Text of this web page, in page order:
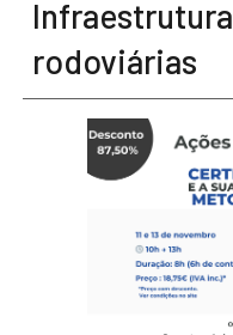
rodoviárias